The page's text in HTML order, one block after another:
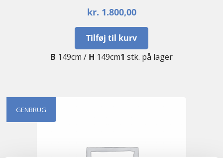
kr. 1.800,00
Tilføj til kurv
B 149cm / H 149cm1 stk. på lager
GENBRUG